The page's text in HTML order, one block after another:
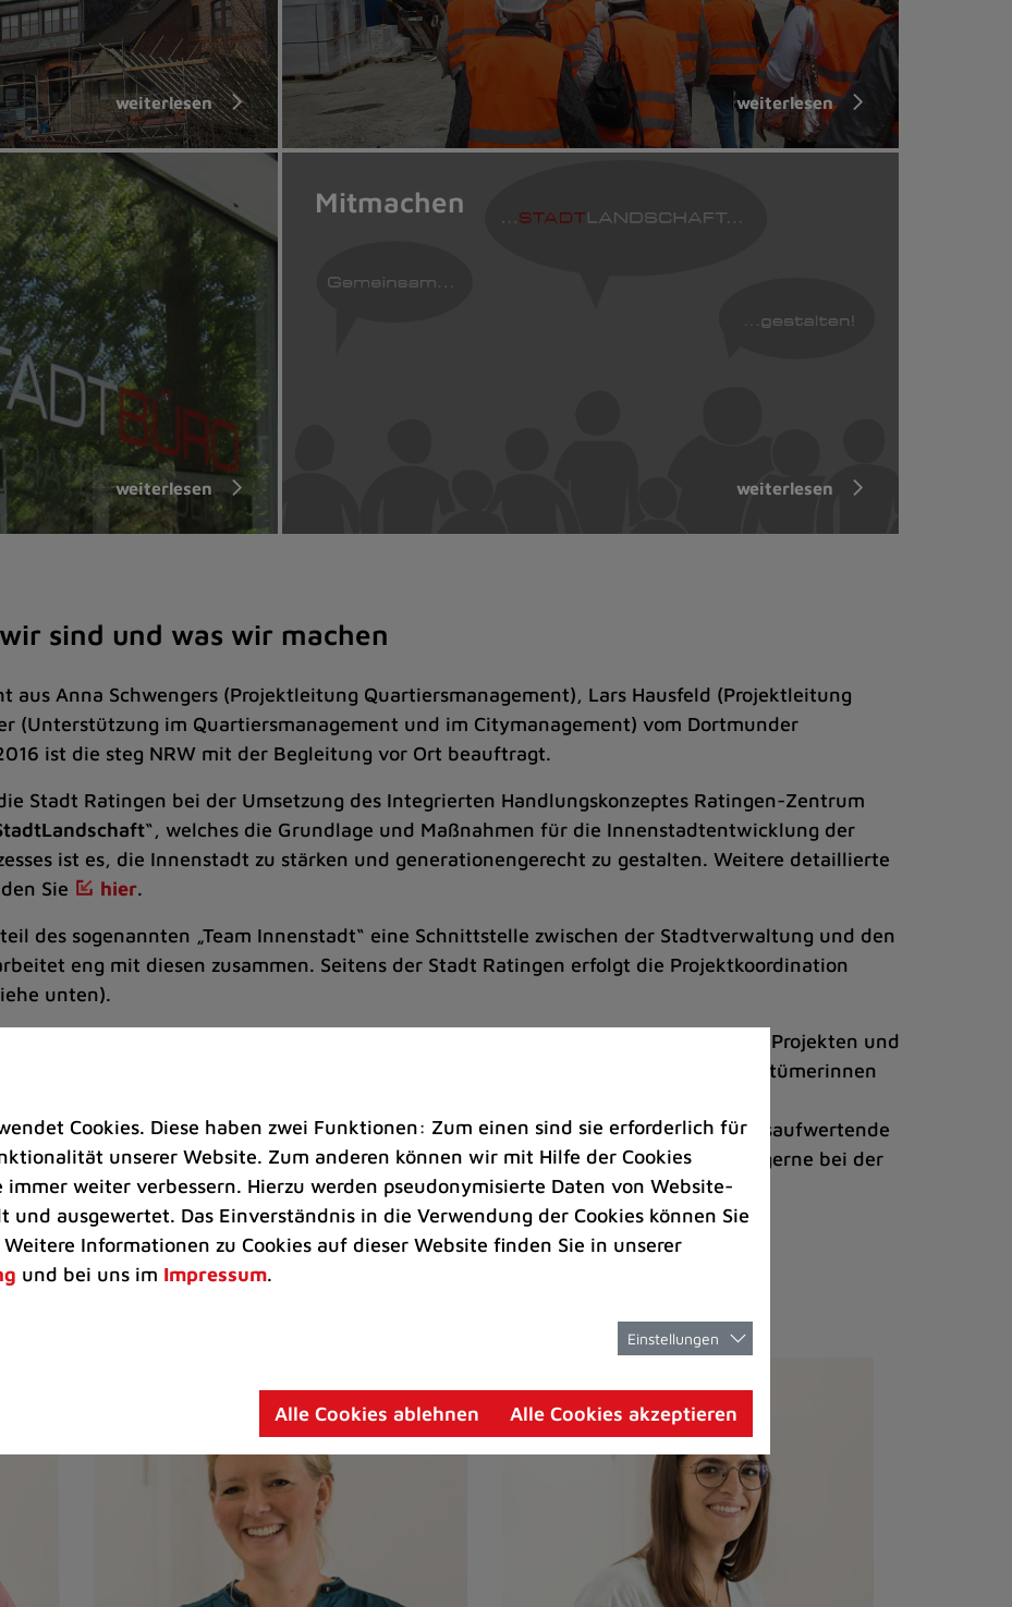
weiterlesen weiterlesen
weiterlesen
Mitmachen
weiterlesen
sind und was wir machen
aus Anna Schwengers (Projektleitung Quartiersmanagement), Lars Hausfeld (Projektleitung
(Unterstützung im Quartiersmanagement und im Citymanagement) vom Dortmunder
ist die steg NRW mit der Begleitung vor Ort beauftragt.
Stadt Ratingen bei der Umsetzung des Integrierten Handlungskonzeptes Ratingen-Zentrum
“, welches die Grundlage und Maßnahmen für die Innenstadtentwicklung der
ist es, die Innenstadt zu stärken und generationengerecht zu gestalten. Weitere detaillierte
Sie
hier.
des sogenannten „Team Innenstadt“ eine Schnittstelle zwischen der Stadtverwaltung und den
eng mit diesen zusammen. Seitens der Stadt Ratingen erfolgt die Projektkoordination
unten).
Bürgerinnen und Bürger vor Ort zu den vielfältigen Programmen, Konzepten und Projekten und
Weiterentwicklung des Ratinger Zentrums mitzuwirken. Privaten Immobilieneigentümerinnen
und -bürgern stehen dabei Fördermöglichkeiten im Rahmen des
, des Verfügungsfondsund des Bürgermitwirkungsbudgetsfür quartiersaufwertende
Förderprogrammen sind wir die erste Anlaufstelle und unterstützen Interessierte gerne bei der
Cookies. Diese haben zwei Funktionen: Zum einen sind sie erforderlich für
unserer Website. Zum anderen können wir mit Hilfe der Cookies
immer weiter verbessern. Hierzu werden pseudonymisierte Daten von Website-
und ausgewertet. Das Einverständnis in die Verwendung der Cookies können Sie
Informationen zu Cookies auf dieser Website finden Sie in unserer
und bei uns im Impressum.
Einstellungen
Alle Cookies ablehnen Alle Cookies akzeptieren